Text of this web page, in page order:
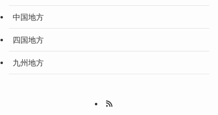
中国地方
四国地方
九州地方